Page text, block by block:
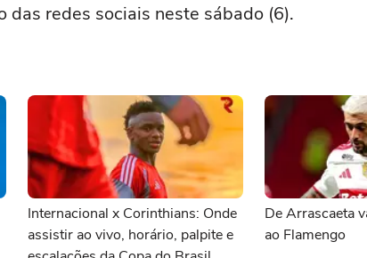
das redes sociais neste sábado (6).
Internacional x Corinthians: Onde
assistir ao vivo, horário, palpite e
De Arrascaeta
ao Flamengo